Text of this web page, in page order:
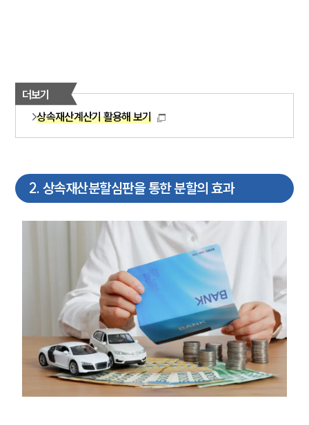
더보기
상속재산계산기 활용해 보기
2. 상속재산분할심판을 통한 분할의 효과